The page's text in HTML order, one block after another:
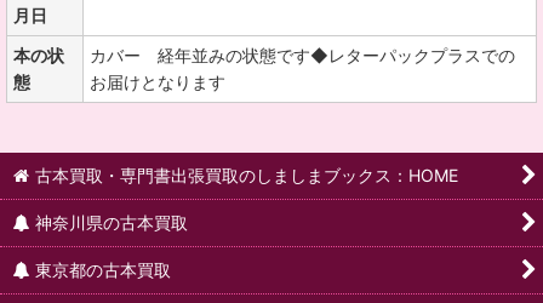
月日
本の状
態
カバー 経年並みの状態です◆レターパックプラスでの
お届けとなります
古本買取・専門書出張買取のしましまブックス：HOME
神奈川県の古本買取
東京都の古本買取